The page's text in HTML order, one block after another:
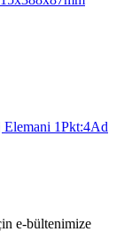
Elemani 1Pkt:4Ad
e-bültenimize